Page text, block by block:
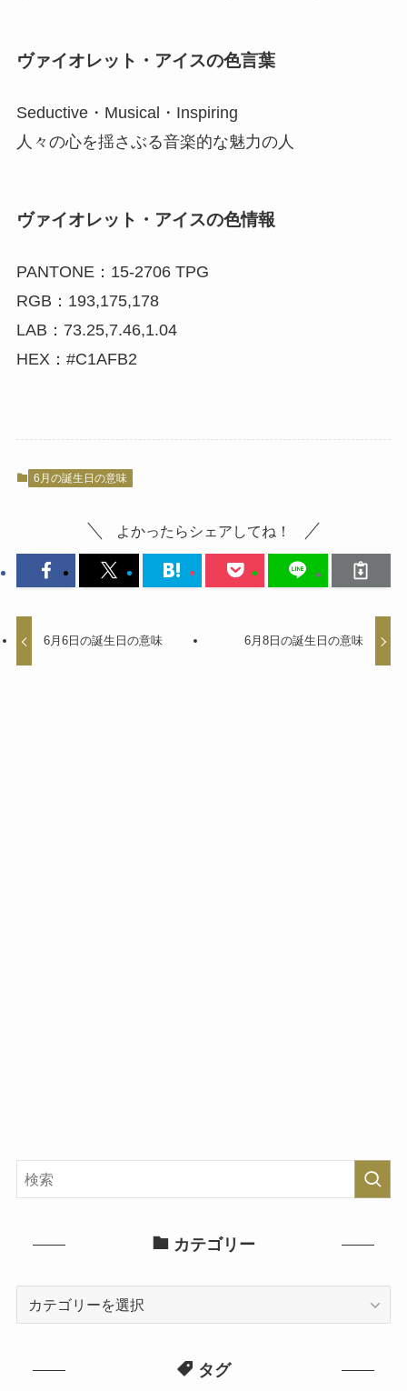
ヴァイオレット・アイスの色言葉
Seductive・Musical・Inspiring
人々の心を揺さぶる音楽的な魅力の人
ヴァイオレット・アイスの色情報
PANTONE：15-2706 TPG
RGB：193,175,178
LAB：73.25,7.46,1.04
HEX：#C1AFB2
6月の誕生日の意味
よかったらシェアしてね！
6月6日の誕生日の意味 6月8日の誕生日の意味
カテゴリー
タグ